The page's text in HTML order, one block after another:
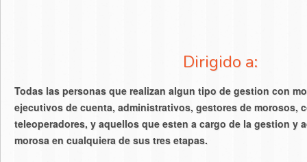
Dirigido a:
Todas las personas que realizan algun tipo de gestion con
ejecutivos de cuenta, administrativos, gestores de morosos,
teleoperadores, y aquellos que esten a cargo de la gestion y
morosa en cualquiera de sus tres etapas.